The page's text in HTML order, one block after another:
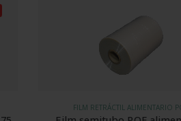
ACCESORIOS DE FLEJADO